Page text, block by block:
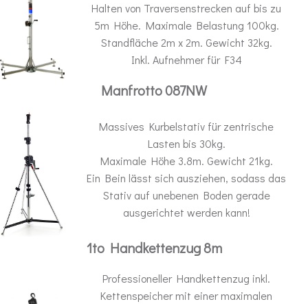
Halten von Traversenstrecken auf bis zu
5m Höhe. Maximale Belastung 100kg.
Standfläche 2m x 2m. Gewicht 32kg.
Inkl. Aufnehmer für F34
Manfrotto 087NW
Massives Kurbelstativ für zentrische
Lasten bis 30kg.
Maximale Höhe 3.8m. Gewicht 21kg.
Ein Bein lässt sich ausziehen, sodass das
Stativ auf unebenen Boden gerade
ausgerichtet werden kann!
1to Handkettenzug 8m
Professioneller Handkettenzug inkl.
Kettenspeicher mit einer maximalen